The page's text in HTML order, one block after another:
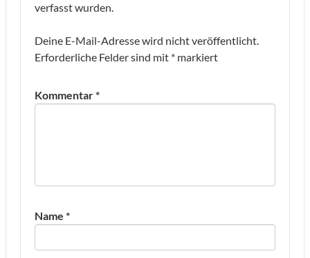
verfasst wurden.
Deine E-Mail-Adresse wird nicht veröffentlicht.
Erforderliche Felder sind mit * markiert
Kommentar*
Name *